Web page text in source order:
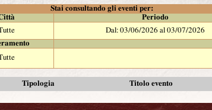
Stai consultando gli eventi per:
Periodo
Dal: 03/06/2026 al 03/07/2026
Tipologia Titolo evento